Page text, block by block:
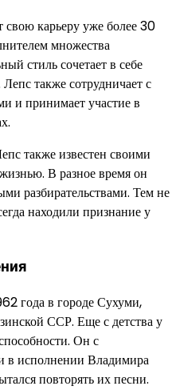
свою карьеру уже более 30
множества
стиль сочетает в себе
также сотрудничает с
и принимает участие в
также известен своими
В разное время он
разбирательствами. Тем не
находили признание у
года в городе Сухуми,
ССР. Еще с детства у
Он с
в исполнении Владимира
повторять их песни.